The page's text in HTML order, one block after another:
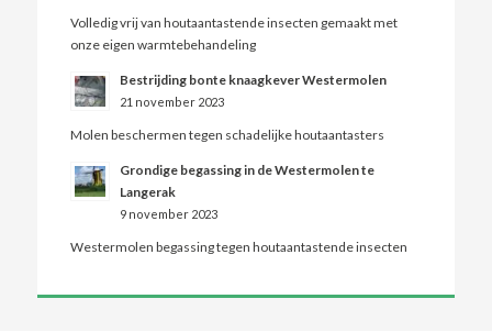
Volledig vrij van houtaantastende insecten gemaakt met
onze eigen warmtebehandeling
Bestrijding bonte knaagkever Westermolen
21 november 2023
Molen beschermen tegen schadelijke houtaantasters
Grondige begassing in de Westermolen te
Langerak
9 november 2023
Westermolen begassing tegen houtaantastende insecten